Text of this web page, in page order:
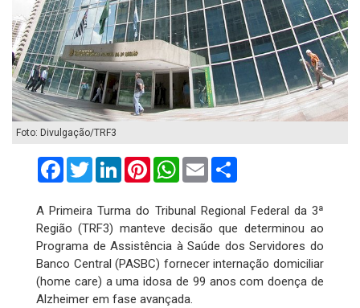
Foto: Divulgação/TRF3
FacebookTwitterLinkedInPinterestWhatsApp
Email
A Primeira Turma do Tribunal Regional Federal da 3ª
Região (TRF3) manteve decisão que determinou ao
Programa de Assistência à Saúde dos Servidores do
Banco Central (PASBC) fornecer internação domiciliar
(home care) a uma idosa de 99 anos com doença de
Alzheimer em fase avançada.